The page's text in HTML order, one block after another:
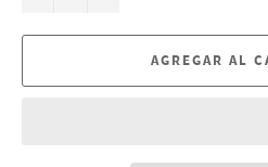
AGREGAR AL